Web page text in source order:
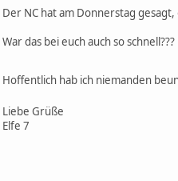
Der NC hat am Donnerstag
War das bei euch auch so schnell???
Hoffentlich hab ich niemanden
Liebe Grüße
Elfe 7